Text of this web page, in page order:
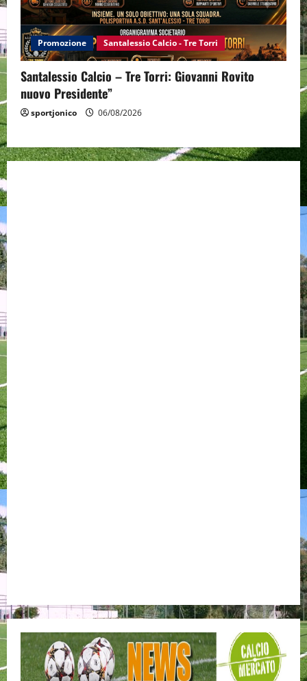
Promozione Santalessio Calcio - Tre Torri
Santalessio Calcio – Tre Torri: Giovanni Rovito
nuovo Presidente”
sportjonico 06/08/2026